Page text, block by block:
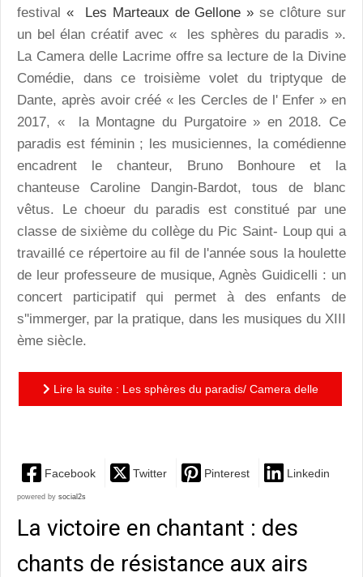
festival « Les Marteaux de Gellone » se clôture sur
un bel élan créatif avec « les sphères du paradis ».
La Camera delle Lacrime offre sa lecture de la Divine
Comédie, dans ce troisième volet du triptyque de
Dante, après avoir créé « les Cercles de l' Enfer » en
2017, « la Montagne du Purgatoire » en 2018. Ce
paradis est féminin ; les musiciennes, la comédienne
encadrent le chanteur, Bruno Bonhoure et la
chanteuse Caroline Dangin-Bardot, tous de blanc
vêtus. Le choeur du paradis est constitué par une
classe de sixième du collège du Pic Saint- Loup qui a
travaillé ce répertoire au fil de l'année sous la houlette
de leur professeure de musique, Agnès Guidicelli : un
concert participatif qui permet à des enfants de
s''immerger, par la pratique, dans les musiques du XIII
ème siècle.
Lire la suite : Les sphères du paradis/ Camera delle
Facebook Twitter Pinterest Linkedin
powered by social2s
La victoire en chantant : des
chants de résistance aux airs